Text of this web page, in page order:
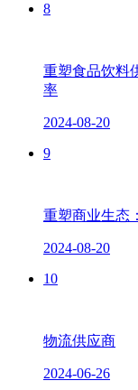
8
重塑食品饮料
率
2024-08-20
9
重塑商业生态
2024-08-20
10
物流供应商
2024-06-26